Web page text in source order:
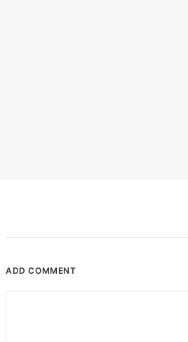
ADD COMMENT